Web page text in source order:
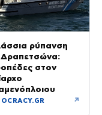
ρύπανση
Δραπετσώνα:
στον
↗